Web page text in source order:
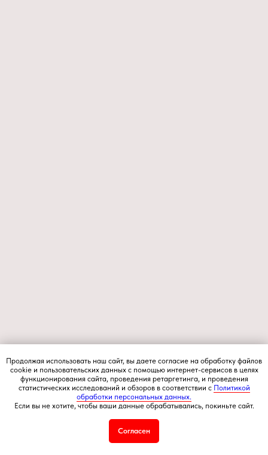
Продолжая использовать наш сайт, вы даете согласие на обработку файлов
cookie и пользовательских данных с помощью интернет-сервисов в целях
функционирования сайта, проведения ретаргетинга, и проведения
статистических исследований и обзоров в соответствии с Политикой
обработки персональных данных.
Если вы не хотите, чтобы ваши данные обрабатывались, покиньте сайт.
Согласен